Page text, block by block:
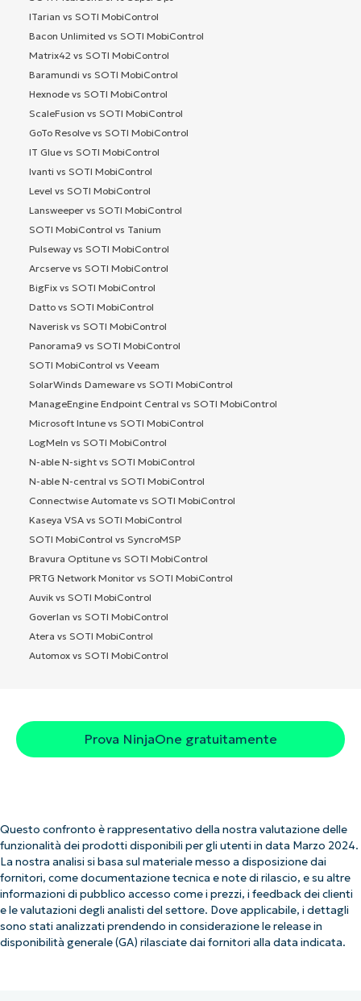
ITarian vs SOTI MobiControl
Bacon Unlimited vs SOTI MobiControl
Matrix42 vs SOTI MobiControl
Baramundi vs SOTI MobiControl
Hexnode vs SOTI MobiControl
ScaleFusion vs SOTI MobiControl
GoTo Resolve vs SOTI MobiControl
IT Glue vs SOTI MobiControl
Ivanti vs SOTI MobiControl
Level vs SOTI MobiControl
Lansweeper vs SOTI MobiControl
SOTI MobiControl vs Tanium
Pulseway vs SOTI MobiControl
Arcserve vs SOTI MobiControl
BigFix vs SOTI MobiControl
Datto vs SOTI MobiControl
Naverisk vs SOTI MobiControl
Panorama9 vs SOTI MobiControl
SOTI MobiControl vs Veeam
SolarWinds Dameware vs SOTI MobiControl
ManageEngine Endpoint Central vs SOTI MobiControl
Microsoft Intune vs SOTI MobiControl
LogMeIn vs SOTI MobiControl
N-able N-sight vs SOTI MobiControl
N-able N-central vs SOTI MobiControl
Connectwise Automate vs SOTI MobiControl
Kaseya VSA vs SOTI MobiControl
SOTI MobiControl vs SyncroMSP
Bravura Optitune vs SOTI MobiControl
PRTG Network Monitor vs SOTI MobiControl
Auvik vs SOTI MobiControl
Goverlan vs SOTI MobiControl
Atera vs SOTI MobiControl
Automox vs SOTI MobiControl
Prova NinjaOne gratuitamente
Questo confronto è rappresentativo della nostra valutazione delle
funzionalità dei prodotti disponibili per gli utenti in data Marzo 2024.
La nostra analisi si basa sul materiale messo a disposizione dai
fornitori, come documentazione tecnica e note di rilascio, e su altre
informazioni di pubblico accesso come i prezzi, i feedback dei clienti
e le valutazioni degli analisti del settore. Dove applicabile, i dettagli
sono stati analizzati prendendo in considerazione le release in
disponibilità generale (GA) rilasciate dai fornitori alla data indicata.